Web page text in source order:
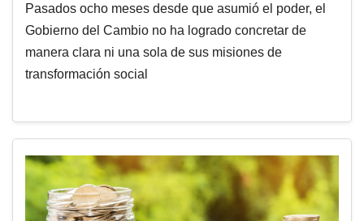
Pasados ocho meses desde que asumió el poder, el
Gobierno del Cambio no ha logrado concretar de
manera clara ni una sola de sus misiones de
transformación social